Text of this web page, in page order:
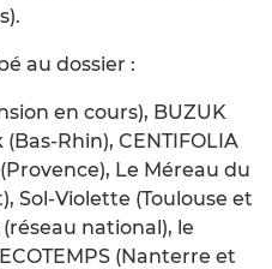
au dossier :
en cours), BUZUK
Rhin), CENTIFOLIA
Le Méreau du
Sol-Violette (Toulouse et
national), le
(Nanterre et